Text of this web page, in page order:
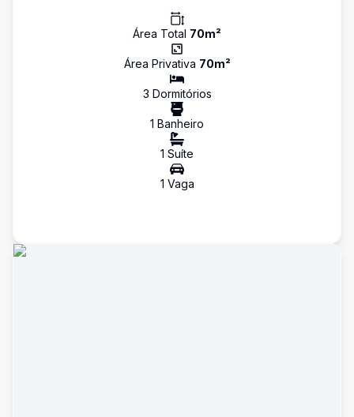
Área Total 70m²
Área Privativa 70m²
3 Dormitórios
1 Banheiro
1 Suíte
1 Vaga